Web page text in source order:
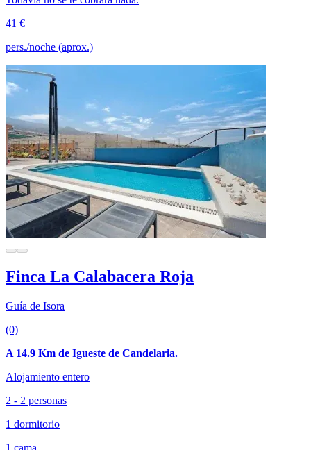
41 €
pers./noche (aprox.)
Finca La Calabacera Roja
Guía de Isora
(0)
A 14.9 Km de Igueste de Candelaria.
Alojamiento entero
2 - 2 personas
1 dormitorio
1 cama